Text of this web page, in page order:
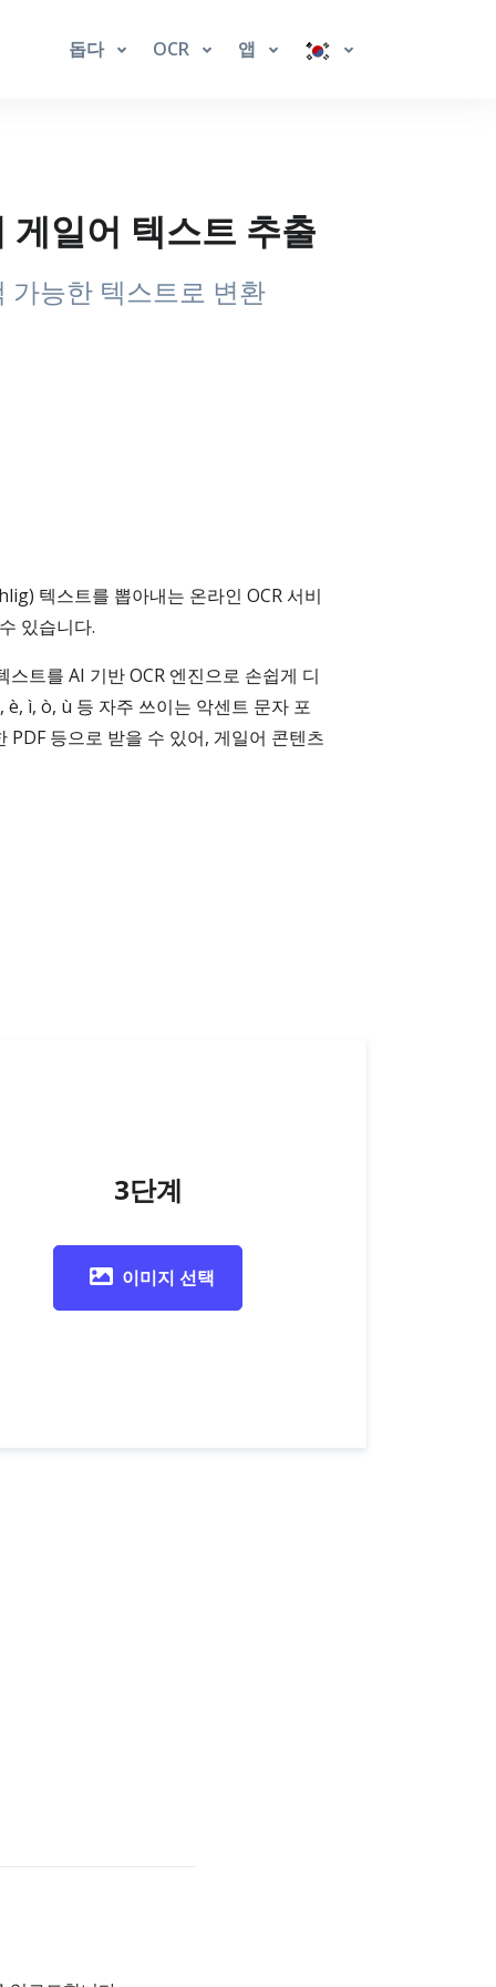
돕다 OCR 앱
일어 텍스트 추출
가능한 텍스트로 변환
텍스트를 뽑아내는 온라인 OCR 서비
있습니다.
트를 AI 기반 OCR 엔진으로 손쉽게 디
ì, ò, ù 등 자주 쓰이는 악센트 문자 포
등으로 받을 수 있어, 게일어 콘텐츠
3단계
이미지 선택